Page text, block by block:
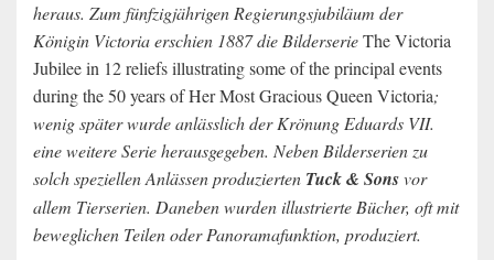
heraus. Zum fünfzigjährigen Regierungsjubiläum der
Königin Victoria erschien 1887 die BilderserieThe Victoria
Jubilee in 12 reliefs illustrating some of the principal events
during the 50 years of Her Most Gracious Queen Victoria;
wenig später wurde anlässlich der Krönung Eduards VII.
eine weitere Serie herausgegeben. Neben Bilderserien zu
solch speziellen Anlässen produzierten Tuck & Sonsvor
allem Tierserien. Daneben wurden illustrierte Bücher, oft mit
beweglichen Teilen oder Panoramafunktion, produziert.